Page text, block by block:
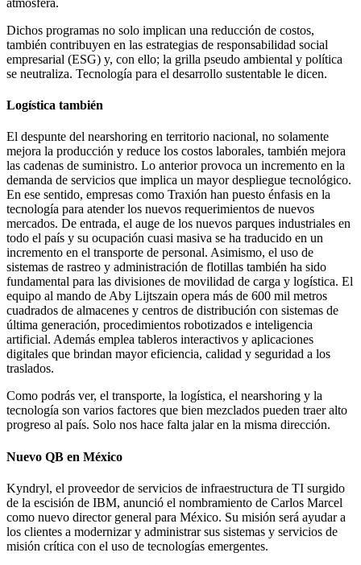
Dichos programas no solo implican una reducción de costos,
también contribuyen en las estrategias de responsabilidad social
empresarial (ESG) y, con ello; la grilla pseudo ambiental y política
se neutraliza. Tecnología para el desarrollo sustentable le dicen.
Logística también
El despunte del nearshoring en territorio nacional, no solamente
mejora la producción y reduce los costos laborales, también mejora
las cadenas de suministro. Lo anterior provoca un incremento en la
demanda de servicios que implica un mayor despliegue tecnológico.
En ese sentido, empresas como Traxión han puesto énfasis en la
tecnología para atender los nuevos requerimientos de nuevos
mercados. De entrada, el auge de los nuevos parques industriales en
todo el país y su ocupación cuasi masiva se ha traducido en un
incremento en el transporte de personal. Asimismo, el uso de
sistemas de rastreo y administración de flotillas también ha sido
fundamental para las divisiones de movilidad de carga y logística. El
equipo al mando de Aby Lijtszain opera más de 600 mil metros
cuadrados de almacenes y centros de distribución con sistemas de
última generación, procedimientos robotizados e inteligencia
artificial. Además emplea tableros interactivos y aplicaciones
digitales que brindan mayor eficiencia, calidad y seguridad a los
traslados.
Como podrás ver, el transporte, la logística, el nearshoring y la
tecnología son varios factores que bien mezclados pueden traer alto
progreso al país. Solo nos hace falta jalar en la misma dirección.
Nuevo QB en México
Kyndryl, el proveedor de servicios de infraestructura de TI surgido
de la escisión de IBM, anunció el nombramiento de Carlos Marcel
como nuevo director general para México. Su misión será ayudar a
los clientes a modernizar y administrar sus sistemas y servicios de
misión crítica con el uso de tecnologías emergentes.